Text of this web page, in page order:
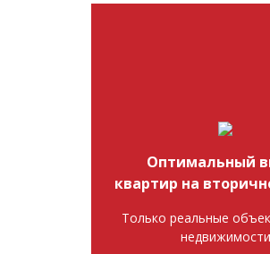
Оптимальный
квартир на
Только реальные
недвижимости